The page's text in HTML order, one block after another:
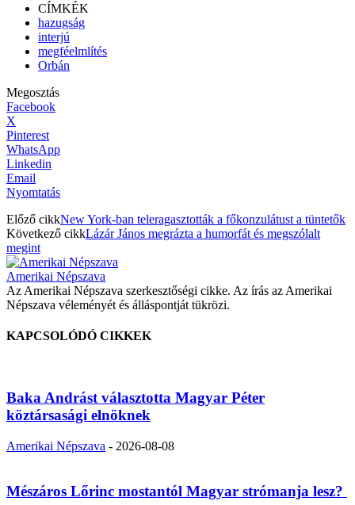
CÍMKÉK
hazugság
interjú
megféelmlítés
Orbán
Megosztás
Facebook
X
Pinterest
WhatsApp
Linkedin
Email
Nyomtatás
Előző cikkNew York-ban teleragasztották a főkonzulátust a tüntetők
Következő cikkLázár János megrázta a humorfát és megszólalt
megint
Amerikai Népszava
Az Amerikai Népszava szerkesztőségi cikke. Az írás az Amerikai
Népszava véleményét és álláspontját tükrözi.
KAPCSOLÓDÓ CIKKEK
Baka Andrást választotta Magyar Péter
köztársasági elnöknek
Amerikai Népszava - 2026-08-08
Mészáros Lőrinc mostantól Magyar strómanja lesz?